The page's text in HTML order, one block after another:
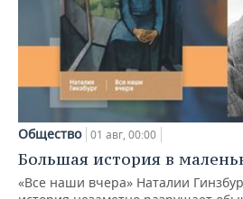
Общество 01 авг, 00:00
Большая история в
«Все наши вчера» Наталии